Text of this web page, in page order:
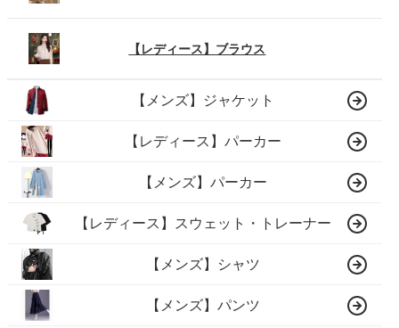
【レディース】ブラウス
【メンズ】ジャケット
【レディース】パーカー
【メンズ】パーカー
【レディース】スウェット・トレーナー
【メンズ】シャツ
【メンズ】パンツ